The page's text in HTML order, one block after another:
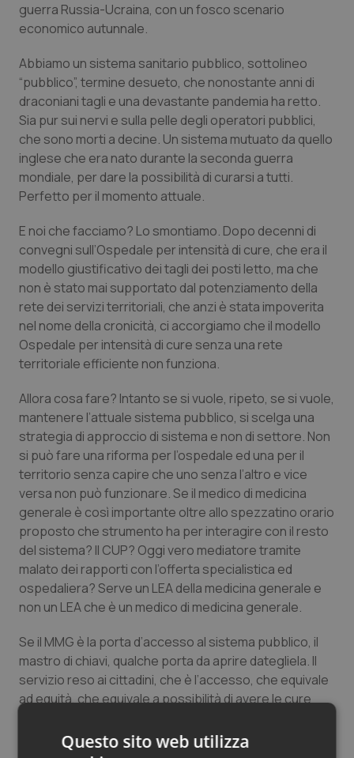
Rene & patologie urogenitali
Salute orale & impianti
Sangue & coagulazione
Tiroide
Tumore al seno
Tumore ovarico
Tumori del Polmone & Testa Collo
Tumori gastrointestinali
Ulcera & Reflusso
Vaccini
guerra Russia-Ucraina, con un fosco scenario
economico autunnale.
Abbiamo un sistema sanitario pubblico, sottolineo
“pubblico”, termine desueto, che nonostante anni di
draconiani tagli e una devastante pandemia ha retto.
Sia pur sui nervi e sulla pelle degli operatori pubblici,
che sono morti a decine. Un sistema mutuato da quello
inglese che era nato durante la seconda guerra
mondiale, per dare la possibilità di curarsi a tutti.
Perfetto per il momento attuale.
E noi che facciamo? Lo smontiamo. Dopo decenni di
convegni sull’Ospedale per intensità di cure, che era il
modello giustificativo dei tagli dei posti letto, ma che
non è stato mai supportato dal potenziamento della
rete dei servizi territoriali, che anzi è stata impoverita
nel nome della cronicità, ci accorgiamo che il modello
Ospedale per intensità di cure senza una rete
territoriale efficiente non funziona.
Allora cosa fare? Intanto se si vuole, ripeto, se si vuole,
mantenere l’attuale sistema pubblico, si scelga una
strategia di approccio di sistema e non di settore. Non
si può fare una riforma per l’ospedale ed una per il
territorio senza capire che uno senza l’altro e vice
versa non può funzionare. Se il medico di medicina
generale è così importante oltre allo spezzatino orario
proposto che strumento ha per interagire con il resto
del sistema? Il CUP? Oggi vero mediatore tramite
malato dei rapporti con l’offerta specialistica ed
ospedaliera? Serve un LEA della medicina generale e
non un LEA che è un medico di medicina generale.
Se il MMG è la porta d’accesso al sistema pubblico, il
mastro di chiavi, qualche porta da aprire dategliela. Il
servizio reso ai cittadini, che è l’accesso, che equivale
ad equità, che equivale a possibilità di avere le cure
il Paese.Questo sito web utilizza